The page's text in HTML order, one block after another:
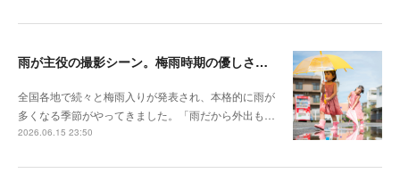
雨が主役の撮影シーン。梅雨時期の優しさを切り取る撮影テクニック
全国各地で続々と梅雨入りが発表され、本格的に雨が
多くなる季節がやってきました。「雨だから外出も…
2026.06.15 23:50